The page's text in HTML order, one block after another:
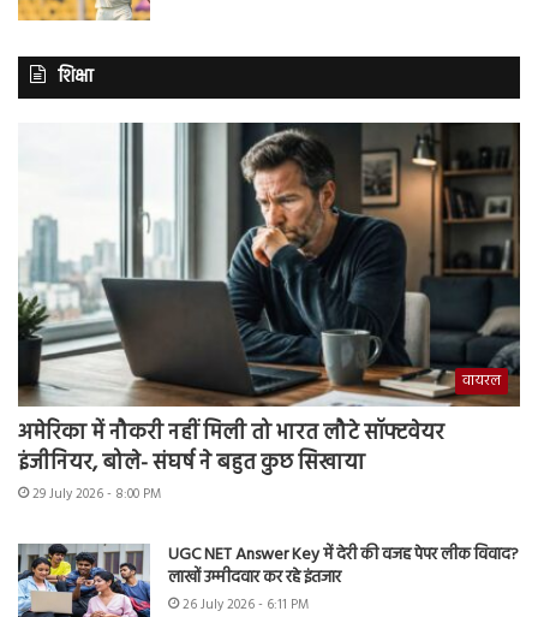
शिक्षा
वायरल
अमेरिका में नौकरी नहीं मिली तो भारत लौटे सॉफ्टवेयर
इंजीनियर, बोले- संघर्ष ने बहुत कुछ सिखाया
29 July 2026 - 8:00 PM
UGC NET Answer Key में देरी की वजह पेपर लीक विवाद?
लाखों उम्मीदवार कर रहे इंतजार
26 July 2026 - 6:11 PM